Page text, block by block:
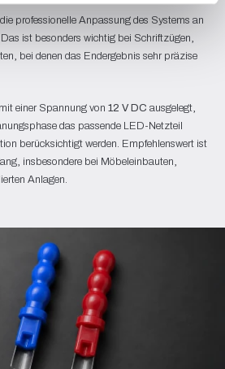
professionelle Anpassung des Systems an
ist besonders wichtig bei Schriftzügen,
bei denen das Endergebnis sehr präzise
einer Spannung von 12 V DC ausgelegt,
das passende LED-Netzteil
berücksichtigt werden. Empfehlenswert ist
insbesondere bei Möbeleinbauten,
Anlagen.